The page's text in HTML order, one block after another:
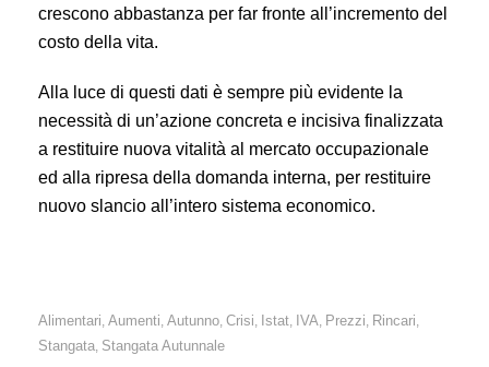
crescono abbastanza per far fronte all’incremento del
costo della vita.
Alla luce di questi dati è sempre più evidente la
necessità di un’azione concreta e incisiva finalizzata
a restituire nuova vitalità al mercato occupazionale
ed alla ripresa della domanda interna, per restituire
nuovo slancio all’intero sistema economico.
Alimentari, Aumenti, Autunno, Crisi, Istat, IVA, Prezzi, Rincari,
Stangata, Stangata Autunnale